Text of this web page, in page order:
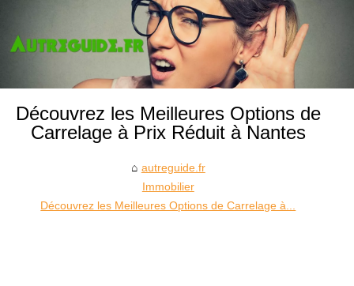
Découvrez les Meilleures Options de
Carrelage à Prix Réduit à Nantes
autreguide.fr
Immobilier
Découvrez les Meilleures Options de Carrelage à...